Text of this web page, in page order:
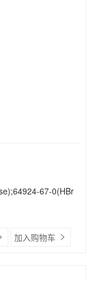
67-0(HBr
加入购物车